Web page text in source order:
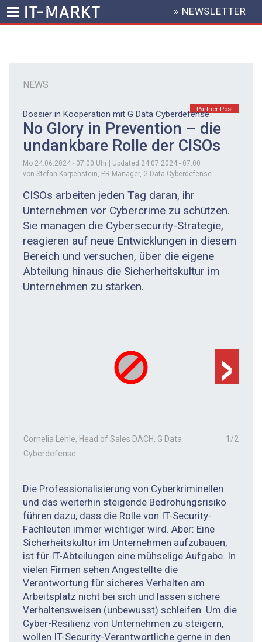
HEADER
MENU
» NEWSLETTER
NEWS
Partner-Post
Dossier in Kooperation mit G Data Cyberdefense
No Glory in Prevention – die
undankbare Rolle der CISOs
Mo 24.06.2024 - 07:00 Uhr | Updated 24.07.2024 - 07:00
von Stefan Karpenstein, PR Manager, G Data ­Cyberdefense
CISOs arbeiten jeden Tag daran, ihr
Unternehmen vor Cybercrime zu schützen.
Sie managen die Cybersecurity-Strategie,
reagieren auf neue Entwicklungen in diesem
Bereich und versuchen, über die eigene
Abteilung hinaus die Sicherheitskultur im
Unternehmen zu stärken.
›
1 /2
Cornelia Lehle, Head of Sales DACH, G Data
Cyberdefense
Die Professionalisierung von Cyberkriminellen
und das weiterhin steigende Bedrohungsrisiko
führen dazu, dass die Rolle von IT-Security-
Fachleuten immer wichtiger wird. Aber: Eine
Sicherheitskultur im Unternehmen aufzubauen,
ist für IT-Abteilungen eine mühselige Aufgabe. In
vielen Firmen sehen Angestellte die
Verantwortung für sicheres Verhalten am
Arbeitsplatz nicht bei sich und lassen sichere
Verhaltensweisen (unbewusst) schleifen. Um die
Cyber-Resilienz von Unternehmen zu steigern,
wollen IT-Security-Verantwortliche gerne in den